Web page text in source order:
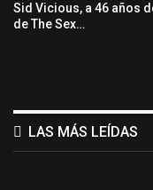
Sid Vicious, a 46 años
de The Sex…
LAS MÁS LEÍDAS